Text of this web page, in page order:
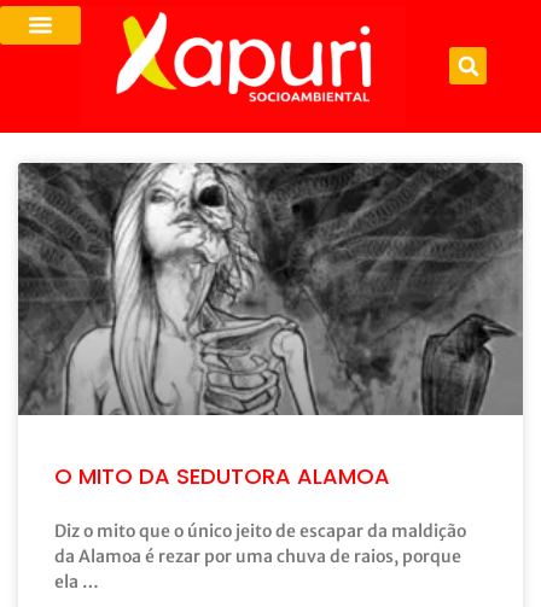
O MITO DA SEDUTORA ALAMOA
Diz o mito que o único jeito de escapar da maldição
da Alamoa é rezar por uma chuva de raios, porque
ela …